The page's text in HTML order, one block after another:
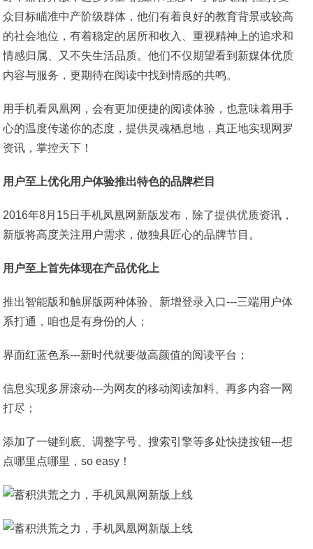
众目标瞄准中产阶级群体，他们有着良好的教育背景或较高
的社会地位，有着稳定的居所和收入、重视精神上的追求和
情感归属、又不失生活品质。他们不仅期望看到新媒体优质
内容与服务，更期待在阅读中找到情感的共鸣。
用手机看凤凰网，会有更加便捷的阅读体验，也意味着用手
心的温度传递你的态度，提供灵魂栖息地，真正地实现网罗
资讯，掌控天下！
用户至上优化用户体验推出特色的品牌栏目
2016年8月15日手机凤凰网新版发布，除了提供优质资讯，
新版将高度关注用户需求，做独具匠心的品牌节目。
用户至上首先体现在产品优化上
推出智能版和触屏版两种体验、新增登录入口---三端用户体
系打通，咱也是有身份的人；
界面红蓝色系---新时代就要做高颜值的阅读平台；
信息实现多屏滚动---为网友的移动阅读加料、再多内容一网
打尽；
添加了一键到底、调整字号、搜索引擎等多处快捷按钮---想
点哪里点哪里，so easy！